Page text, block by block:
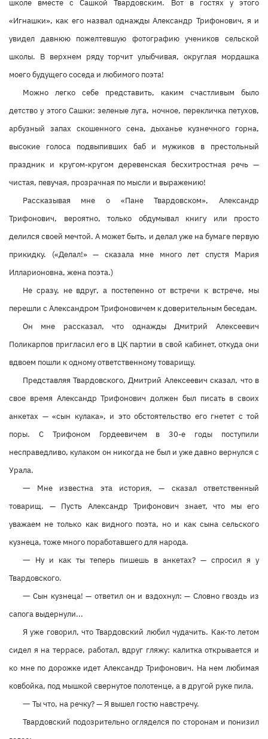
школе вместе с Сашкой Твардовским. Вот в гостях у этого
«Игнашки», как его назвал однажды Александр Трифонович, я и
увидел давнюю пожелтевшую фотографию учеников сельской
школы. В верхнем ряду торчит улыбчивая, округлая мордашка
моего будущего соседа и любимого поэта!
Можно легко себе представить, каким счастливым было
детство у этого Сашки: зеленые луга, ночное, перекличка петухов,
арбузный запах скошенного сена, дыханье кузнечного горна,
высокие голоса подвыпивших баб и мужиков в престольный
праздник и кругом-кругом деревенская бесхитростная речь —
чистая, певучая, прозрачная по мысли и выражению!
Рассказывая мне о «Пане Твардовском», Александр
Трифонович, вероятно, только обдумывал книгу или просто
делился своей мечтой. А может быть, и делал уже на бумаге первую
прикидку. («Делал!» — сказала мне много лет спустя Мария
Илларионовна, жена поэта.)
Не сразу, не вдруг, а постепенно от встречи к встрече, мы
перешли с Александром Трифоновичем к доверительным беседам.
Он мне рассказал, что однажды Дмитрий Алексеевич
Поликарпов пригласил его в ЦК партии в свой кабинет, откуда они
вдвоем пошли к одному ответственному товарищу.
Представляя Твардовского, Дмитрий Алексеевич сказал, что в
свое время Александр Трифонович должен был писать в своих
анкетах — «сын кулака», и это обстоятельство его гнетет с той
поры. С Трифоном Гордеевичем в 30-е годы поступили
несправедливо, кулаком он никогда не был и уже давно вернулся с
Урала.
—
Мне известна эта история, — сказал ответственный
товарищ. — Пусть Александр Трифонович знает, что мы его
уважаем не только как видного поэта, но и как сына сельского
кузнеца, тоже много поработавшего для народа.
— Ну и как ты теперь пишешь в анкетах? — спросил я у
Твардовского.
—Сын кузнеца! — ответил он и вздохнул: — Словно гвоздь из
сапога выдернули...
Я уже говорил, что Твардовский любил чудачить. Как-то летом
сидел я на террасе, работал, вдруг гляжу: калитка открывается и
ко мне по дорожке идет Александр Трифонович. На нем любимая
ковбойка, под мышкой свернутое полотенце, а в другой руке пила.
— Ты что, на речку? — Я вышел гостю навстречу.
Твардовский подозрительно огляделся по сторонам и понизил